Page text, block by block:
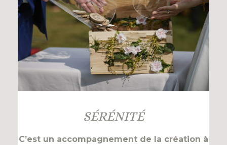
SÉRÉNITÉ
C’est un accompagnement de la création à